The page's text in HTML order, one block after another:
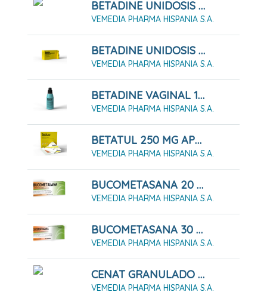
BETADINE UNIDOSIS 1.000 MG SOLUCIÓN CUTÁNEA, 50 Envases Unidosis
VEMEDIA PHARMA HISPANIA S.A.
BETADINE UNIDOSIS 500 MG SOLUCIÓN CUTÁNEA 5 ML
VEMEDIA PHARMA HISPANIA S.A.
BETADINE VAGINAL 100 MG/ML SOLUCIÓN VAGINAL 125 ML
VEMEDIA PHARMA HISPANIA S.A.
BETATUL 250 MG APOSITO IMPREGNADO 10 SOBRES
VEMEDIA PHARMA HISPANIA S.A.
BUCOMETASANA 20 COMPRIMIDOS
VEMEDIA PHARMA HISPANIA S.A.
BUCOMETASANA 30 COMPRIMIDOS
VEMEDIA PHARMA HISPANIA S.A.
CENAT GRANULADO 400G
VEMEDIA PHARMA HISPANIA S.A.